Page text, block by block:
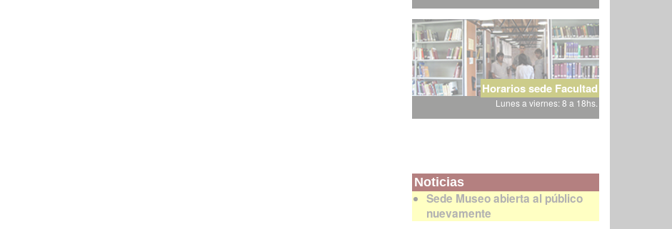
Horarios sede Facultad
Lunes a viernes: 8 a 18hs.
Noticias
Sede Museo abierta al público
nuevamente